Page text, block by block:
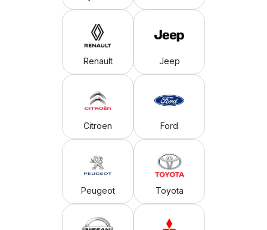
Renault Jeep
Citroen Ford
Peugeot Toyota